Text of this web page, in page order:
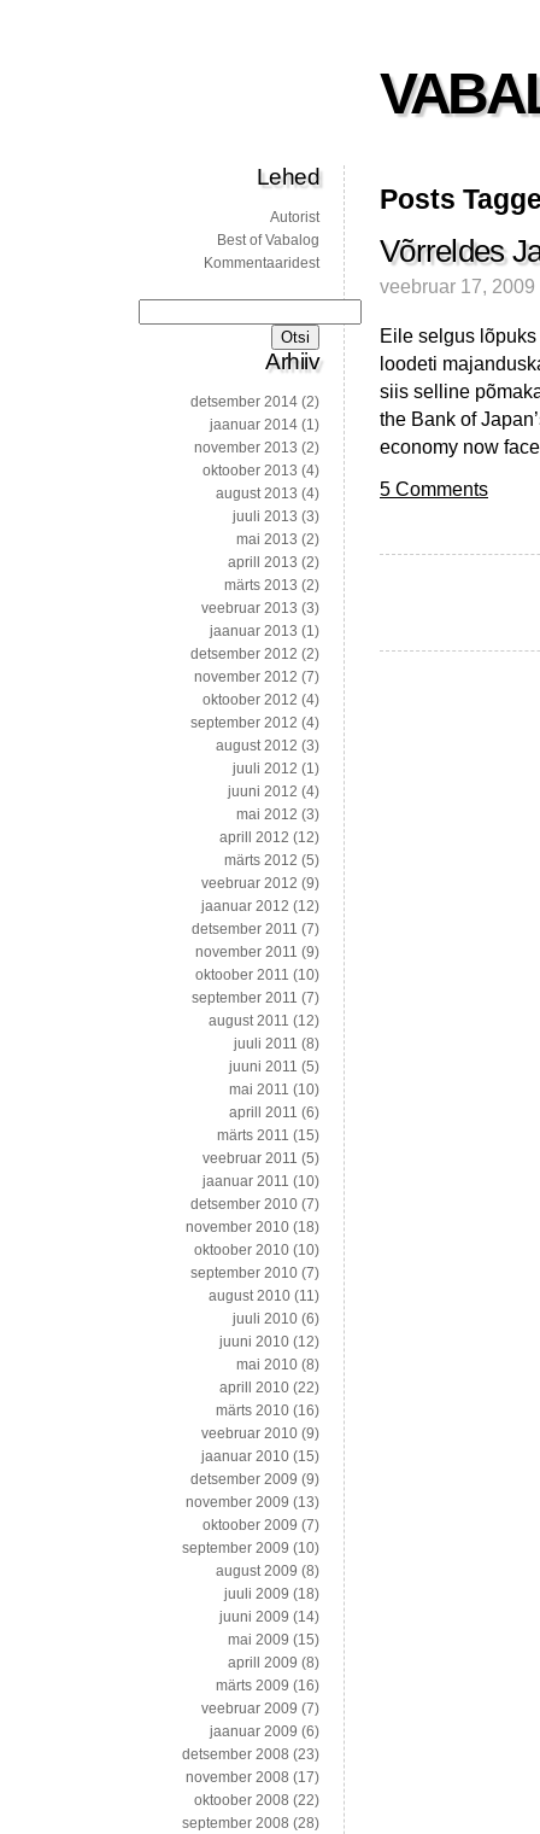
Posts
Võrreldes
veebruar 17, 2009
Eile selgus
loodeti
siis selline
the Bank of
economy now
5 Comments
Lehed
Autorist
Best of Vabalog
Kommentaaridest
Arhiiv
detsember 2014 (2)
jaanuar 2014 (1)
november 2013 (2)
oktoober 2013 (4)
august 2013 (4)
juuli 2013 (3)
mai 2013 (2)
aprill 2013 (2)
märts 2013 (2)
veebruar 2013 (3)
jaanuar 2013 (1)
detsember 2012 (2)
november 2012 (7)
oktoober 2012 (4)
september 2012 (4)
august 2012 (3)
juuli 2012 (1)
juuni 2012 (4)
mai 2012 (3)
aprill 2012 (12)
märts 2012 (5)
veebruar 2012 (9)
jaanuar 2012 (12)
detsember 2011 (7)
november 2011 (9)
oktoober 2011 (10)
september 2011 (7)
august 2011 (12)
juuli 2011 (8)
juuni 2011 (5)
mai 2011 (10)
aprill 2011 (6)
märts 2011 (15)
veebruar 2011 (5)
jaanuar 2011 (10)
detsember 2010 (7)
november 2010 (18)
oktoober 2010 (10)
september 2010 (7)
august 2010 (11)
juuli 2010 (6)
juuni 2010 (12)
mai 2010 (8)
aprill 2010 (22)
märts 2010 (16)
veebruar 2010 (9)
jaanuar 2010 (15)
detsember 2009 (9)
november 2009 (13)
oktoober 2009 (7)
september 2009 (10)
august 2009 (8)
juuli 2009 (18)
juuni 2009 (14)
mai 2009 (15)
aprill 2009 (8)
märts 2009 (16)
veebruar 2009 (7)
jaanuar 2009 (6)
detsember 2008 (23)
november 2008 (17)
oktoober 2008 (22)
september 2008 (28)